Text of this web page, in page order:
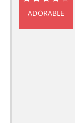
8.6
ADORABLE